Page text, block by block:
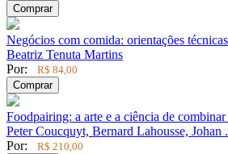
Comprar
Negócios com comida: orientações
Beatriz Tenuta Martins
Por:
R$ 84,00
Comprar
Foodpairing: a arte e a ciência de
Peter Coucquyt, Bernard Lahousse, Johan
Por:
R$ 210,00